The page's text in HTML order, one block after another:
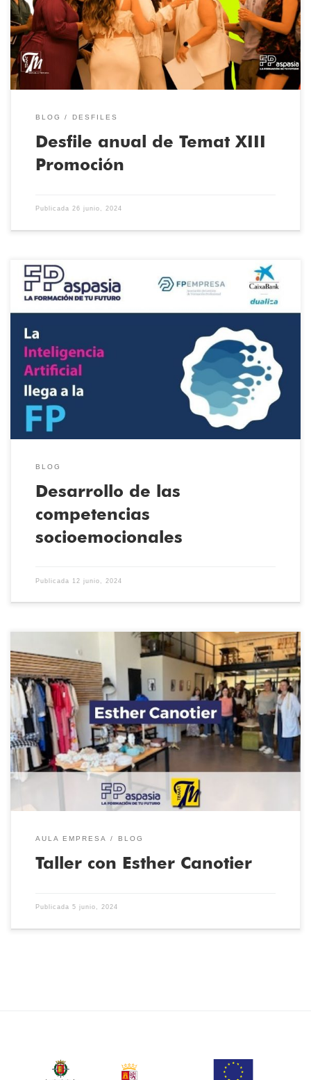
alumnos ha tenido lugar en el hotel Lasa Sport, que ha vuelto
acoger nuestra pasarela. Los alumnos […]
BLOG DESFILES
Desfile anual de Temat XIII
Promoción
Publicada 26 junio, 2024
Durante los últimos meses del curso el alumnado de TEMAT y de
todos los centros de FP Aspasia que estamos desarrollando el
proyecto en red TutorIA, subvencionado por CaixaBank Dualiza y
FPEmpresa, ha estado desarrollando mediante diversas
actividades las competencias SES, para mejorar las “soft skills”
para la empleabilidad que […]
BLOG
Desarrollo de las
competencias
socioemocionales
Publicada 12 junio, 2024
Los alumnos de Patronaje y Moda de la Escuela Técnica de Moda
han podido acudir al taller de Alta Costura de Esther Canotier.
Hemos aprendido cuáles son los procesos de creación de los
looks hechos a medida, desde su concepción hasta su ejecución.
Prendas y tocados hechos a medida y […]
AULA EMPRESA BLOG
Taller con Esther Canotier
Publicada 5 junio, 2024